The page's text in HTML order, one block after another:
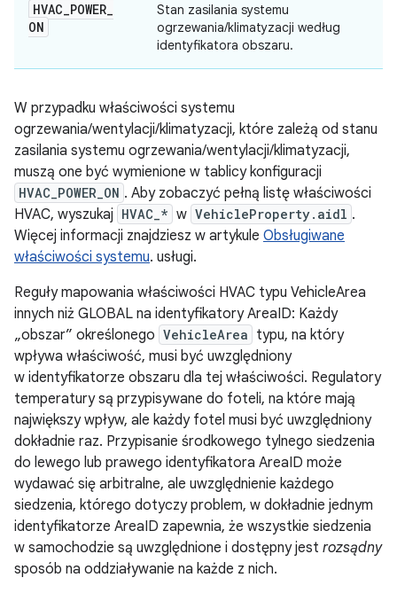
HVAC_POWER_
ON
Stan zasilania systemu
ogrzewania/klimatyzacji według
identyfikatora obszaru.
W przypadku właściwości systemu
ogrzewania/wentylacji/klimatyzacji, które zależą od stanu
zasilania systemu ogrzewania/wentylacji/klimatyzacji,
muszą one być wymienione w tablicy konfiguracji
HVAC_POWER_ON . Aby zobaczyć pełną listę właściwości
HVAC, wyszukaj HVAC_* w VehicleProperty.aidl .
Więcej informacji znajdziesz w artykule Obsługiwane
właściwości systemu. usługi.
Reguły mapowania właściwości HVAC typu VehicleArea
innych niż GLOBAL na identyfikatory AreaID: Każdy
„obszar” określonego VehicleArea typu, na który
wpływa właściwość, musi być uwzględniony
w identyfikatorze obszaru dla tej właściwości. Regulatory
temperatury są przypisywane do foteli, na które mają
największy wpływ, ale każdy fotel musi być uwzględniony
dokładnie raz. Przypisanie środkowego tylnego siedzenia
do lewego lub prawego identyfikatora AreaID może
wydawać się arbitralne, ale uwzględnienie każdego
siedzenia, którego dotyczy problem, w dokładnie jednym
identyfikatorze AreaID zapewnia, że wszystkie siedzenia
w samochodzie są uwzględnione i dostępny jest rozsądny
sposób na oddziaływanie na każde z nich.